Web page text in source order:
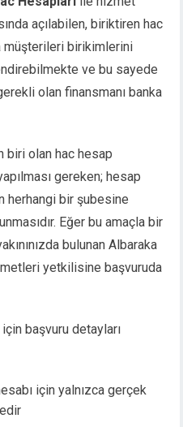
açılabilen, biriktiren hac
müşterileri birikimlerini
ve bu sayede
olan finansmanı banka
biri olan hac hesap
gereken; hesap
herhangi bir şubesine
Eğer bu amaçla bir
bulunan Albaraka
yetkilisine başvuruda
için başvuru detayları
için yalnızca gerçek